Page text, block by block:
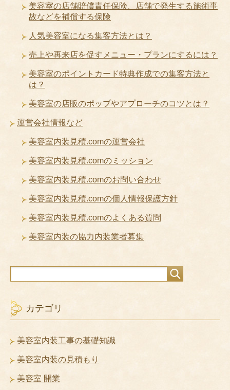
美容室の店舗賠償責任保険、店舗で発生する施術事
故などを補償する保険
人気美容室になる集客方法とは？
売上や再来店を促すメニュー・プランにするには？
美容室のポイントカード特典作成での集客方法と
は？
美容室の店販のポップやアプローチのコツとは？
運営会社情報など
美容室内装見積.comの運営会社
美容室内装見積.comのミッション
美容室内装見積.comのお問い合わせ
美容室内装見積.comの個人情報保護方針
美容室内装見積.comのよくある質問
美容室内装の協力内装業者募集
カテゴリ
美容室内装工事の基礎知識
美容室内装の見積もり
美容室 開業